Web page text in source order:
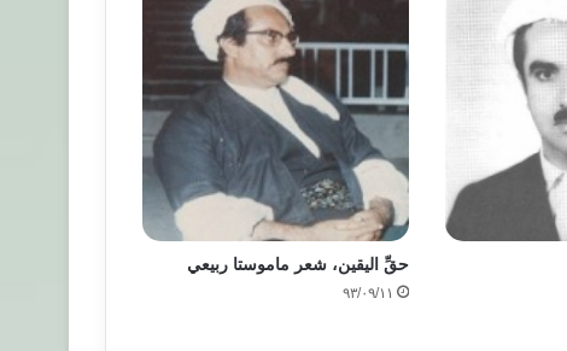
حقِّ الیقین، شعر ماموستا ربيعي
۹۳/۰۹/۱۱